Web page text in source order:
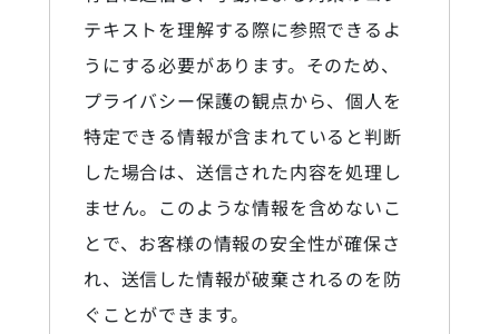
テキストを理解する際に参照できるよ
うにする必要があります。そのため、
プライバシー保護の観点から、個人を
特定できる情報が含まれていると判断
した場合は、送信された内容を処理し
ません。このような情報を含めないこ
とで、お客様の情報の安全性が確保さ
れ、送信した情報が破棄されるのを防
ぐことができます。